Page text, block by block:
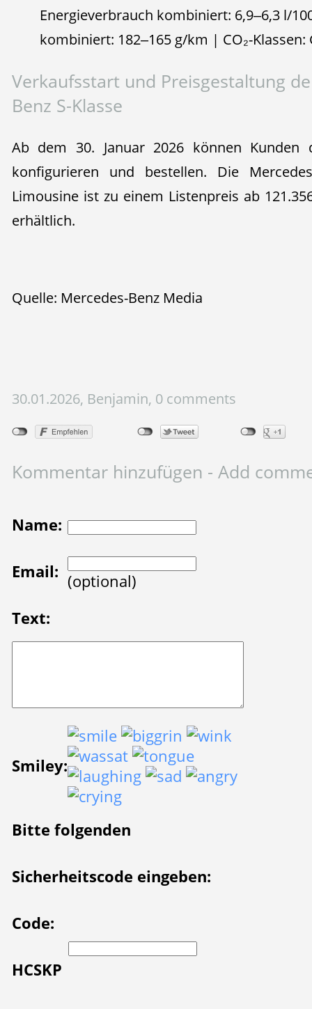
Energieverbrauch kombiniert: 6,9‒6,3 l/
kombiniert: 182‒165 g/km | CO₂-Klassen:
Verkaufsstart und Preisgestaltung
Benz S-Klasse
Ab dem 30. Januar 2026 können Kunden
konfigurieren und bestellen. Die
Limousine ist zu einem Listenpreis ab
erhältlich.
Quelle: Mercedes-Benz Media
30.01.2026, Benjamin, 0 comments
Kommentar hinzufügen - Add
Name:
Email: (optional)
Text:
Smiley:
Bitte folgenden
Sicherheitscode eingeben:
Code:
HCSKP